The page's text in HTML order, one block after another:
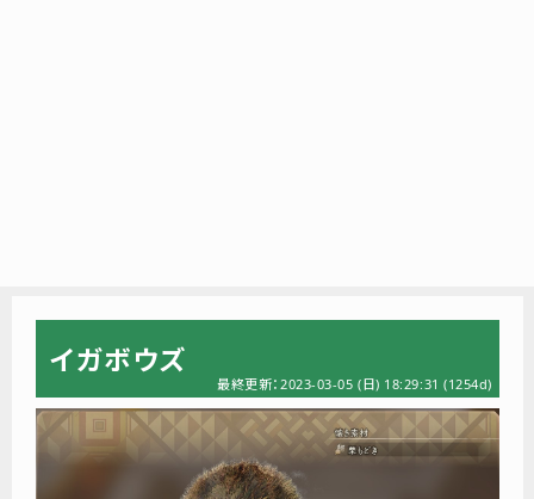
イガボウズ
最終更新：2023-03-05 (日) 18:29:31 (1254d)